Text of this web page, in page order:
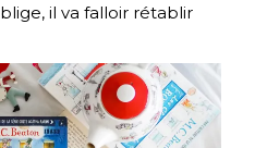
il va falloir rétablir